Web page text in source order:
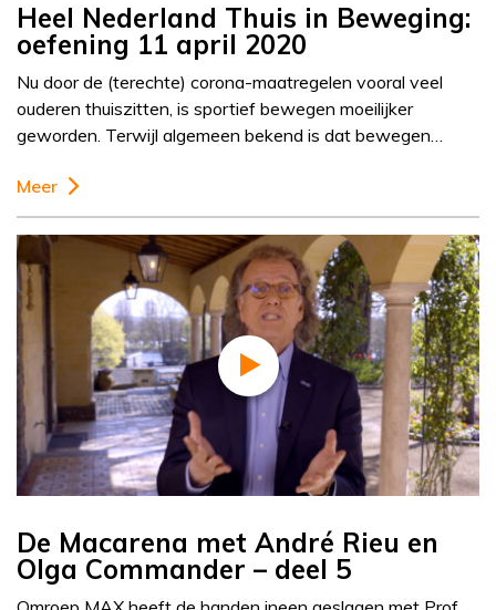
Heel Nederland Thuis in Beweging:
oefening 11 april 2020
Nu door de (terechte) corona-maatregelen vooral veel
ouderen thuiszitten, is sportief bewegen moeilijker
geworden. Terwijl algemeen bekend is dat bewegen…
Meer
De Macarena met André Rieu en
Olga Commander – deel 5